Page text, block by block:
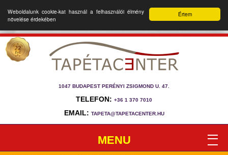
Értem
Weboldalunk cookie-kat használ a felhasználói élmény
növelése érdekében
1047 BUDAPEST PERÉNYI ZSIGMOND U. 47.
TELEFON: +36 1 370 7010
EMAIL: TAPETA@TAPETACENTER.HU
MENU